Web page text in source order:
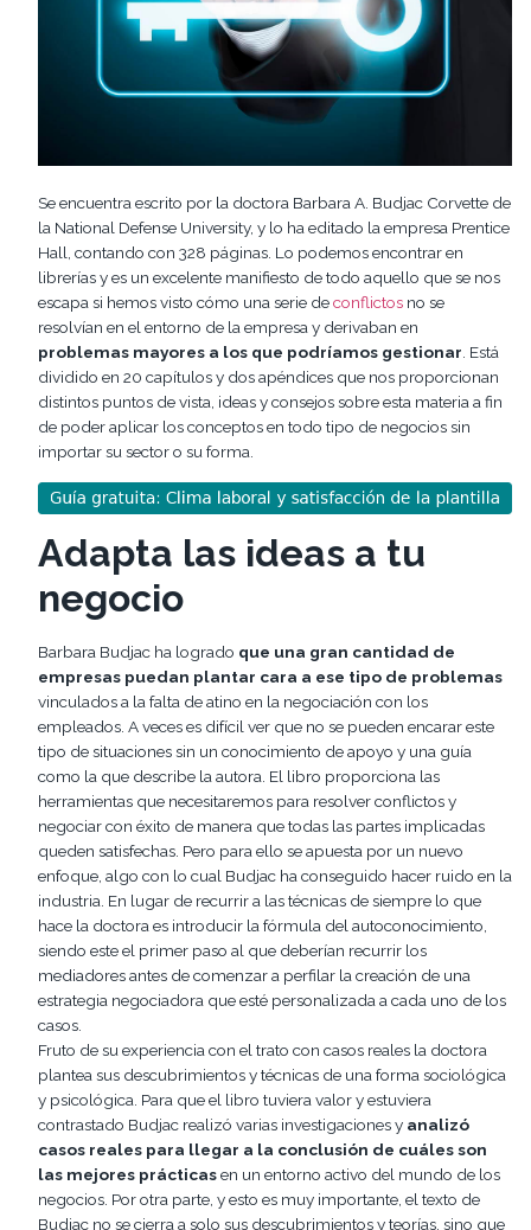
Se encuentra escrito por la doctora Barbara A. Budjac Corvette de
la National Defense University, y lo ha editado la empresa Prentice
Hall, contando con 328 páginas. Lo podemos encontrar en
librerías y es un excelente manifiesto de todo aquello que se nos
escapa si hemos visto cómo una serie deconflictos no se
resolvían en el entorno de la empresa y derivaban en
problemas mayores a los que podríamos gestionar. Está
dividido en 20 capítulos y dos apéndices que nos proporcionan
distintos puntos de vista, ideas y consejos sobre esta materia a fin
de poder aplicar los conceptos en todo tipo de negocios sin
importar su sector o su forma.
Adapta las ideas a tu
negocio
Barbara Budjac ha logrado que una gran cantidad de
empresas puedan plantar cara a ese tipo de problemas
vinculados a la falta de atino en la negociación con los
empleados. A veces es difícil ver que no se pueden encarar este
tipo de situaciones sin un conocimiento de apoyo y una guía
como la que describe la autora. El libro proporciona las
herramientas que necesitaremos para resolver conflictos y
negociar con éxito de manera que todas las partes implicadas
queden satisfechas. Pero para ello se apuesta por un nuevo
enfoque, algo con lo cual Budjac ha conseguido hacer ruido en la
industria. En lugar de recurrir a las técnicas de siempre lo que
hace la doctora es introducir la fórmula del autoconocimiento,
siendo este el primer paso al que deberían recurrir los
mediadores antes de comenzar a perfilar la creación de una
estrategia negociadora que esté personalizada a cada uno de los
casos.
Fruto de su experiencia con el trato con casos reales la doctora
plantea sus descubrimientos y técnicas de una forma sociológica
y psicológica. Para que el libro tuviera valor y estuviera
contrastado Budjac realizó varias investigaciones y analizó
casos reales para llegar a la conclusión de cuáles son
las mejores prácticasen un entorno activo del mundo de los
negocios. Por otra parte, y esto es muy importante, el texto de
Budjac no se cierra a solo sus descubrimientos y teorías, sino que